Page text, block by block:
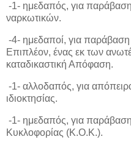
-1- ημεδαπός, για
ναρκωτικών.
-4- ημεδαποί, για
Επιπλέον, ένας εκ των
καταδικαστική Απόφαση.
-1- αλλοδαπός, για
ιδιοκτησίας.
-1- ημεδαπός, για
Κυκλοφορίας (Κ.Ο.Κ.).